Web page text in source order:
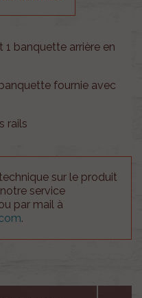
banquette arrière en
fournie avec
rails
sur le produit
service
par mail à
.